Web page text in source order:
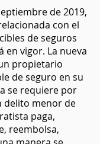
de 2019,
con el
de seguros
en vigor. La nueva
propietario
de seguro en su
se requiere por
delito menor de
paga,
reembolsa,